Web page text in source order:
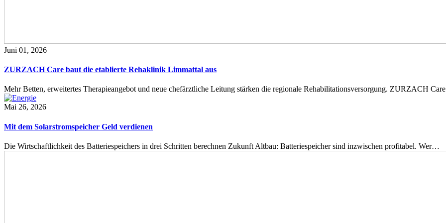
Juni 01, 2026
ZURZACH Care baut die etablierte Rehaklinik Limmattal aus
Mehr Betten, erweitertes Therapieangebot und neue chefärztliche Leitung stärken die regionale Rehabilitationsversorgung. ZURZACH
Mai 26, 2026
Mit dem Solarstromspeicher Geld verdienen
Die Wirtschaftlichkeit des Batteriespeichers in drei Schritten berechnen Zukunft Altbau: Batteriespeicher sind inzwischen profitabel. Wer…